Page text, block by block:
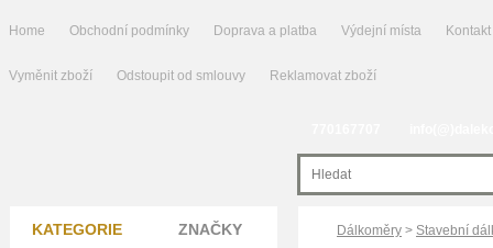
Home Obchodní podmínky Doprava a platba Výdejní místa Kontakt
Vyměnit zboží Odstoupit od smlouvy Reklamovat zboží
Dálkoměry > Stavební
KATEGORIE ZNAČKY